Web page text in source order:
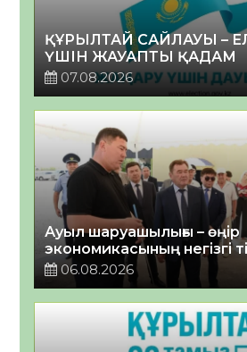
ҚҰРЫЛТАЙ САЙЛАУЫ –
ҮШІН ЖАУАПТЫ ҚАДАМ
07.08.2026
Ауыл шаруашылығы – өңір
экономикасының негізгі
06.08.2026